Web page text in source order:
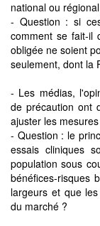
national ou
- Question : si
comment se fait-il
obligée ne soient
seulement, dont la
- Les médias,
de précaution ont
ajuster les
- Question : le
essais cliniques
population sous
bénéfices-risques
largeurs et que
du marché ?